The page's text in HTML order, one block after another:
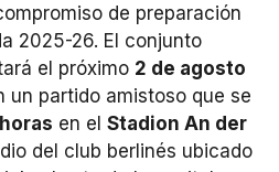
de preparación
2025-26. El conjunto
el próximo 2 de agosto
un partido amistoso que se
en el Stadion An der
del club berlinés ubicado